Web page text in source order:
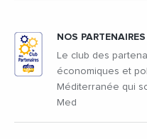
NOS PARTENAIRES
Le club des
économiques et
Méditerranée qui
Med